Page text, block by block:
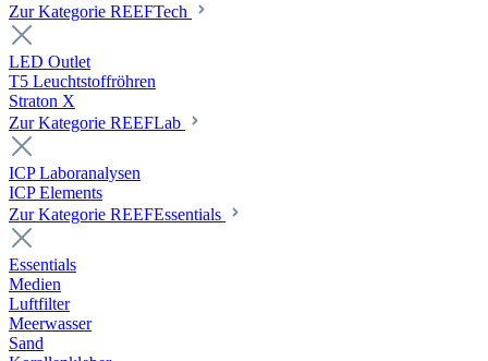
Zur Kategorie REEFTech
LED Outlet
T5 Leuchtstoffröhren
Straton X
Zur Kategorie REEFLab
ICP Laboranalysen
ICP Elements
Zur Kategorie REEFEssentials
Essentials
Medien
Luftfilter
Meerwasser
Sand